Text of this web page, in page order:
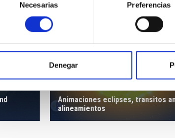
Necesarias Preferencias
Denegar
Animaciones eclipses, transitos
alineamientos